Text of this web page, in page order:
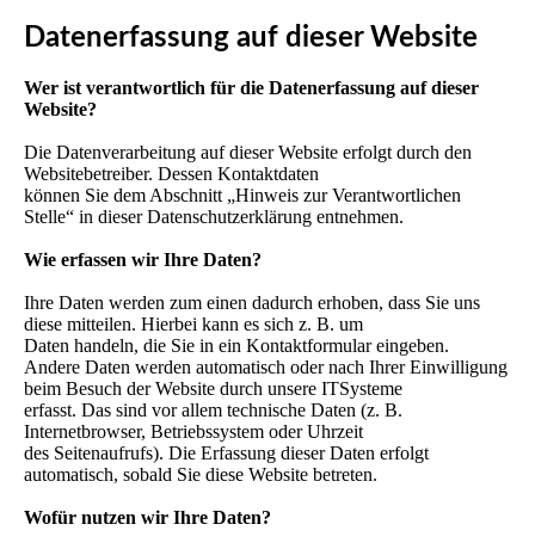
Datenerfassung auf dieser Website
Wer ist verantwortlich für die Datenerfassung auf dieser
Website?
Die Datenverarbeitung auf dieser Website erfolgt durch den
Websitebetreiber. Dessen Kontaktdaten
können Sie dem Abschnitt „Hinweis zur Verantwortlichen
Stelle“ in dieser Datenschutzerklärung entnehmen.
Wie erfassen wir Ihre Daten?
Ihre Daten werden zum einen dadurch erhoben, dass Sie uns
diese mitteilen. Hierbei kann es sich z. B. um
Daten handeln, die Sie in ein Kontaktformular eingeben.
Andere Daten werden automatisch oder nach Ihrer Einwilligung
beim Besuch der Website durch unsere ITSysteme
erfasst. Das sind vor allem technische Daten (z. B.
Internetbrowser, Betriebssystem oder Uhrzeit
des Seitenaufrufs). Die Erfassung dieser Daten erfolgt
automatisch, sobald Sie diese Website betreten.
Wofür nutzen wir Ihre Daten?